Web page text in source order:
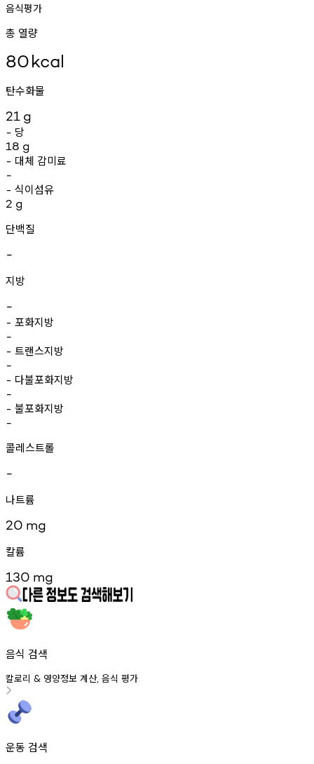
음식평가
총 열량
80kcal
탄수화물
21 g
- 당
18 g
- 대체 감미료
-
- 식이섬유
2 g
단백질
-
지방
-
- 포화지방
-
- 트랜스지방
-
- 다불포화지방
-
- 불포화지방
-
콜레스트롤
-
나트륨
20 mg
칼륨
130 mg
음식 검색
칼로리 & 영양정보 계산, 음식 평가
운동 검색